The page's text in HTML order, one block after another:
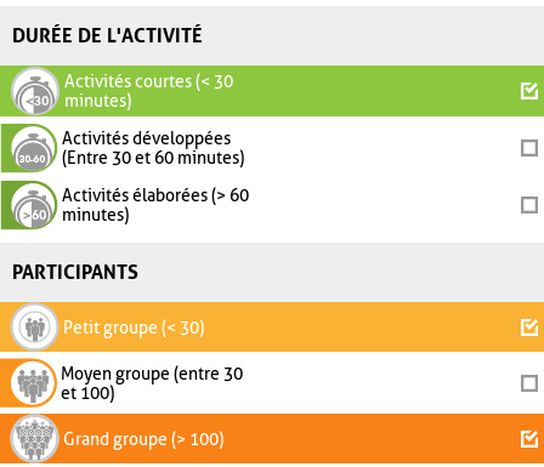
DURÉE DE L'ACTIVITÉ
Activités courtes (< 30
minutes)
Activités développées
(Entre 30 et 60 minutes)
Activités élaborées (> 60
minutes)
PARTICIPANTS
Petit groupe (< 30)
Moyen groupe (entre 30
et 100)
Grand groupe (> 100)